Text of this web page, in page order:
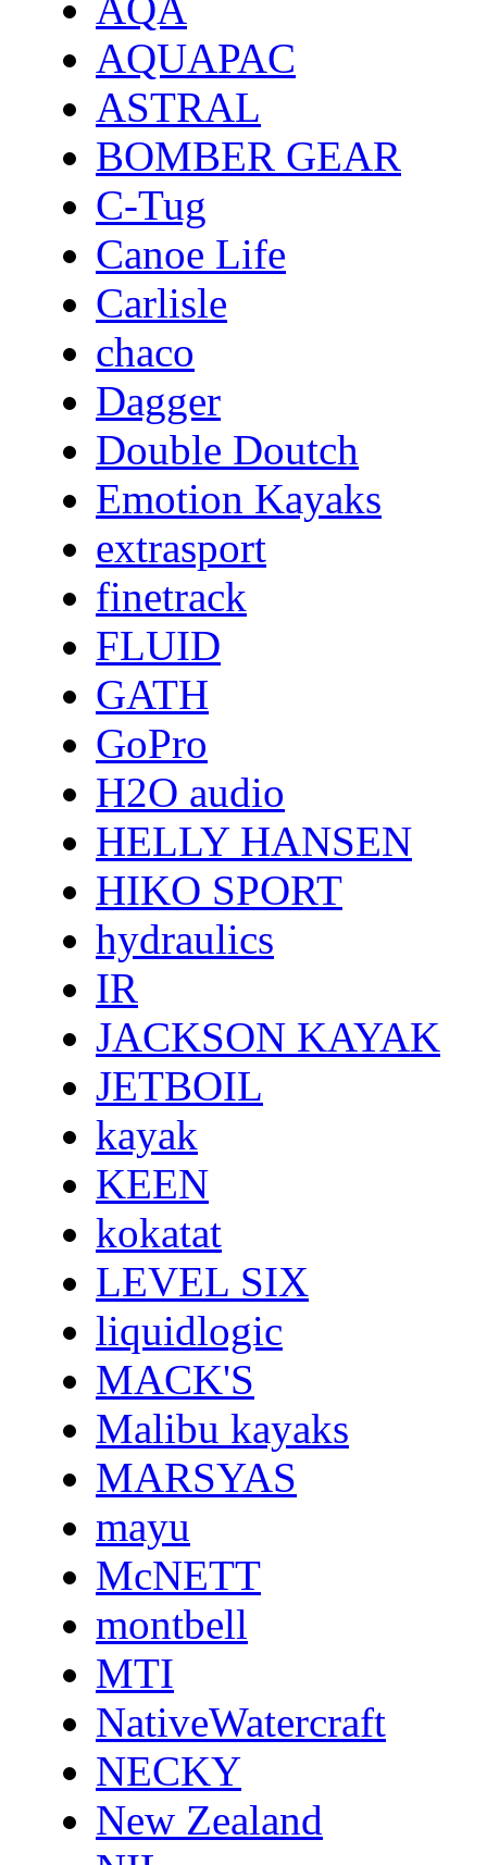
AQUAPAC
ASTRAL
BOMBER GEAR
C-Tug
Canoe Life
Carlisle
chaco
Dagger
Double Doutch
Emotion Kayaks
extrasport
finetrack
FLUID
GATH
GoPro
H2O audio
HELLY HANSEN
HIKO SPORT
hydraulics
IR
JACKSON KAYAK
JETBOIL
kayak
KEEN
kokatat
LEVEL SIX
liquidlogic
MACK'S
Malibu kayaks
MARSYAS
mayu
McNETT
montbell
MTI
NativeWatercraft
NECKY
New Zealand